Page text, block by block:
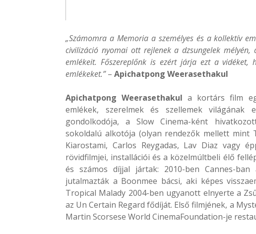
„Számomra a Memoria a személyes és a kollektív
civilizáció nyomai ott rejlenek a dzsungelek
emlékeit. Főszereplőnk is ezért járja ezt a vidéket,
emlékeket.”– Apichatpong Weerasethakul
Apichatpong Weerasethakul a kortárs film
emlékek, szerelmek és szellemek világának
gondolkodója, a Slow Cinema-ként
sokoldalú alkotója (olyan rendezők mellett mint
Kiarostami, Carlos Reygadas, Lav Diaz vagy
rövidfilmjei, installációi és a közelmúltbeli élő
és számos díjjal jártak: 2010-ben Cannes-
jutalmazták a Boonmee bácsi, aki képes
Tropical Malady 2004-ben ugyanott elnyerte a
az Un Certain Regard fődíját. Első filmjének, a
Martin Scorsese World CinemaFoundation-je